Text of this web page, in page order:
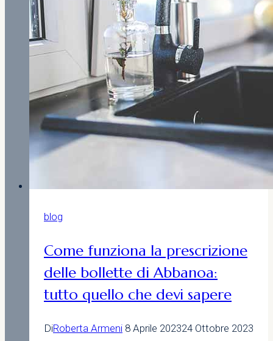
blog
Come funziona la prescrizione
delle bollette di Abbanoa:
tutto quello che devi sapere
DiRoberta Armeni 8 Aprile 202324 Ottobre 2023